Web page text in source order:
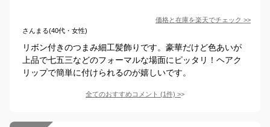
価格と在庫を楽天でチェック >>
さんまる(40代・女性)
リボン付きのつまみ細工髪飾りです。豪華だけど色あいが
上品で七五三などのフォーマルな場面にピッタリ！ヘアク
リップで簡単に付けられるのが嬉しいです。
全てのおすすめコメント (1件) >